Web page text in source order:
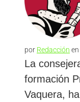
por Redacción
La
formación
Vaquera,